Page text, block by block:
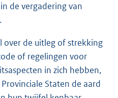
de vergadering van
over de uitleg of strekking
of regelingen voor
in zich hebben,
Staten de aard